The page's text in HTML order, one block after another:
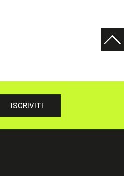
ISCRIVITI